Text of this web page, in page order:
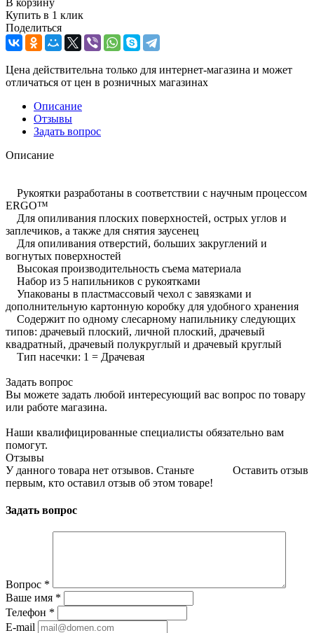
Купить в 1 клик
Поделиться
Цена действительна только для интернет-магазина и может
отличаться от цен в розничных магазинах
Описание
Отзывы
Задать вопрос
Описание
Рукоятки разработаны в соответствии с научным процессом
ERGO™
Для опиливания плоских поверхностей, острых углов и
заплечиков, а также для снятия заусенец
Для опиливания отверстий, больших закруглений и
вогнутых поверхностей
Высокая производительность съема материала
Набор из 5 напильников с рукоятками
Упакованы в пластмассовый чехол с завязками и
дополнительную картонную коробку для удобного хранения
Содержит по одному слесарному напильнику следующих
типов: драчевый плоский, личной плоский, драчевый
квадратный, драчевый полукруглый и драчевый круглый
Тип насечки: 1 = Драчевая
Задать вопрос
Вы можете задать любой интересующий вас вопрос по товару
или работе магазина.
Наши квалифицированные специалисты обязательно вам
помогут.
Отзывы
Оставить отзыв
У данного товара нет отзывов. Станьте
первым, кто оставил отзыв об этом товаре!
Задать вопрос
Вопрос *
Ваше имя *
Телефон *
E-mail